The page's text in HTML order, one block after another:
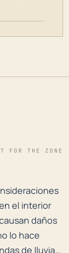
FOR THE ZONE
el interior
daños
lo hace
de lluvia